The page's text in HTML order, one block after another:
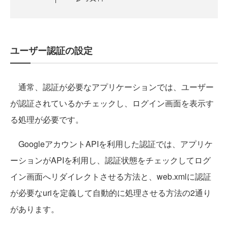
ユーザー認証の設定
通常、認証が必要なアプリケーションでは、ユーザー
が認証されているかチェックし、ログイン画面を表示す
る処理が必要です。
GoogleアカウントAPIを利用した認証では、アプリケ
ーションがAPIを利用し、認証状態をチェックしてログ
イン画面へリダイレクトさせる方法と、web.xmlに認証
が必要なuriを定義して自動的に処理させる方法の2通り
があります。